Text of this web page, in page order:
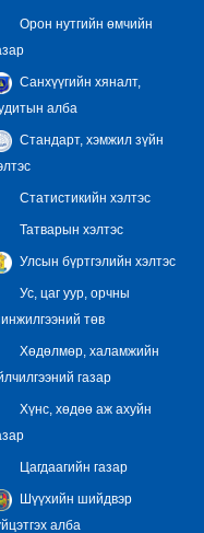
Орон нутгийн өмчийн
Санхүүгийн хяналт,
алба
Стандарт, хэмжил зүйн
Статистикийн хэлтэс
Татварын хэлтэс
Улсын бүртгэлийн хэлтэс
Ус, цаг уур, орчны
төв
Хөдөлмөр, халамжийн
газар
Хүнс, хөдөө аж ахуйн
Цагдаагийн газар
Шүүхийн шийдвэр
алба